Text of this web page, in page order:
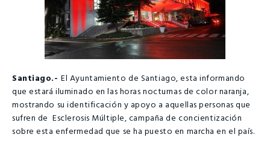
Santiago.-El Ayuntamiento de Santiago, esta informando
que estará iluminado en las horas nocturnas de color naranja,
mostrando su identificación y apoyo a aquellas personas que
sufren de Esclerosis Múltiple, campaña de concientización
sobre esta enfermedad que se ha puesto en marcha en el país.